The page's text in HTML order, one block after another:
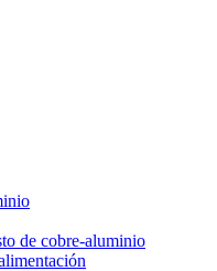
de cobre-aluminio